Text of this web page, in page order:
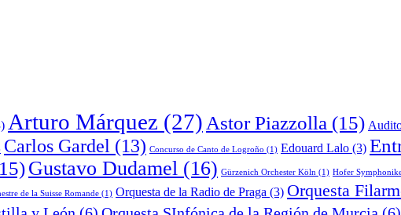
Arturo Márquez (27) Astor Piazzolla (15)
Carlos Gardel (13) Concurso de Canto de Logroño (1) Edouard Lalo (3)
Gustavo Dudamel (16) Gürzenich Orchester Köln (1) Hofer
de la Suisse Romande (1) Orquesta de la Radio de Praga (3) Orquesta